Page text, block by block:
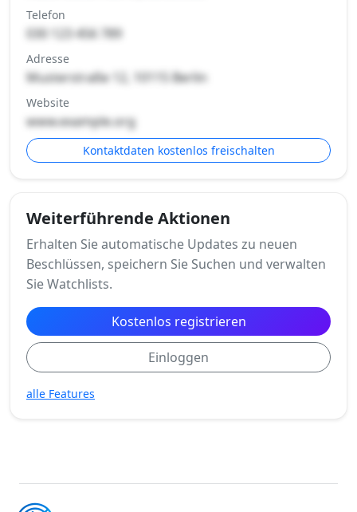
Telefon
030 123 456 789
Adresse
Musterstraße 12, 10115 Berlin
Website
www.example.org
Kontaktdaten kostenlos freischalten
Weiterführende Aktionen
Erhalten Sie automatische Updates zu neuen
Beschlüssen, speichern Sie Suchen und verwalten
Sie Watchlists.
Kostenlos registrieren
Einloggen
alle Features